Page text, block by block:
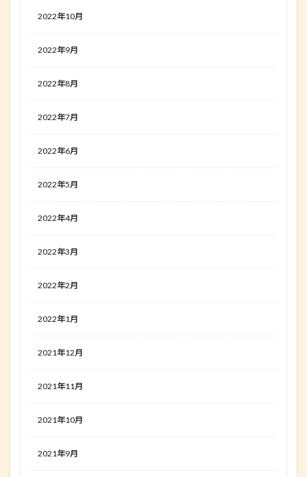
2022年10月
2022年9月
2022年8月
2022年7月
2022年6月
2022年5月
2022年4月
2022年3月
2022年2月
2022年1月
2021年12月
2021年11月
2021年10月
2021年9月